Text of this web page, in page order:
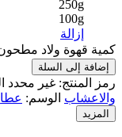
250g
100g
إزالة
كمية قهوة ولاد
إضافة إلى السلة
رمز المنتج: غير محدد
والاعشاب الوسم:
المزيد